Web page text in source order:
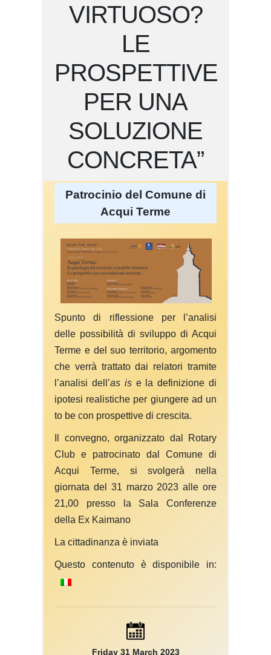
VIRTUOSO?
LE
PROSPETTIVE
PER UNA
SOLUZIONE
CONCRETA”
Patrocinio del Comune di
Acqui Terme
Spunto di riflessione per l’analisi
delle possibilità di sviluppo di Acqui
Terme e del suo territorio, argomento
che verrà trattato dai relatori tramite
l’analisi dell’as ise la definizione di
ipotesi realistiche per giungere ad un
to be con prospettive di crescita.
Il convegno, organizzato dal Rotary
Club e patrocinato dal Comune di
Acqui Terme, si svolgerà nella
giornata del 31 marzo 2023 alle ore
21,00 presso la Sala Conferenze
della Ex Kaimano
La cittadinanza è inviata
Questo contenuto è disponibile in:
Friday 31 March 2023